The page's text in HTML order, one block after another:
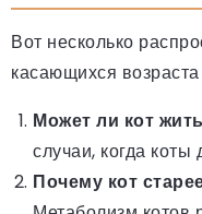
Вот несколько
касающихся возраста
Может ли кот
случаи, когда
Почему кот